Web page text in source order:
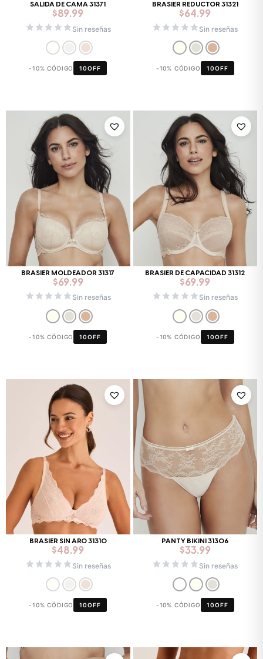
SALIDA DE CAMA 31371
$89.99
Sin reseñas
-10% CÓDIGO 10OFF
BRASIER REDUCTOR 31321
$64.99
Sin reseñas
-10% CÓDIGO 10OFF
BRASIER MOLDEADOR 31317
$69.99
Sin reseñas
-10% CÓDIGO 10OFF
BRASIER DE CAPACIDAD 31312
$69.99
Sin reseñas
-10% CÓDIGO 10OFF
BRASIER SIN ARO 31310
$48.99
Sin reseñas
-10% CÓDIGO 10OFF
PANTY BIKINI 31306
$33.99
Sin reseñas
-10% CÓDIGO 10OFF